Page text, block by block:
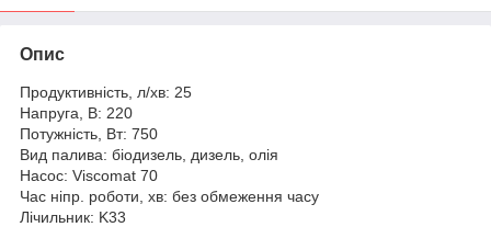
Опис
Продуктивність, л/хв: 25
Напруга, В: 220
Потужність, Вт: 750
Вид палива: біодизель, дизель, олія
Насос: Viscomat 70
Час ніпр. роботи, хв: без обмеження часу
Лічильник: K33